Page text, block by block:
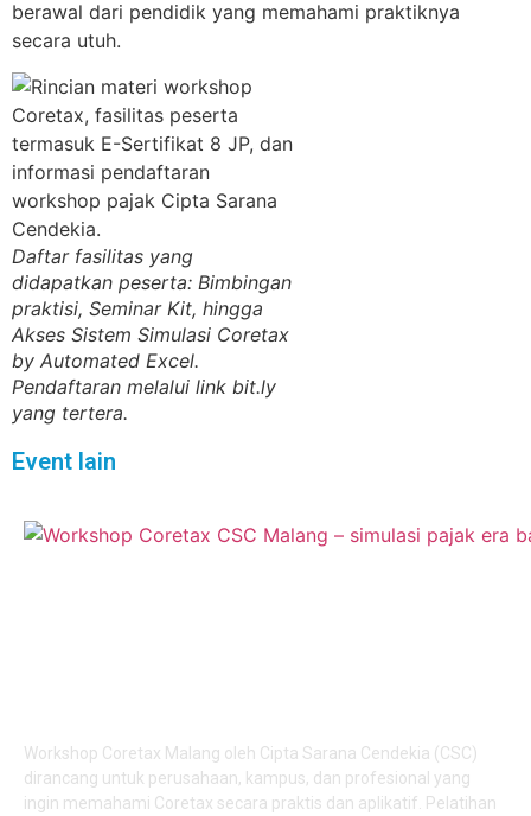
berawal dari pendidik yang memahami praktiknya
secara utuh.
Daftar fasilitas yang
didapatkan peserta: Bimbingan
praktisi, Seminar Kit, hingga
Akses Sistem Simulasi Coretax
by Automated Excel.
Pendaftaran melalui link bit.ly
yang tertera.
Event lain
Workshop Coretax Malang oleh Cipta Sarana Cendekia (CSC)
dirancang untuk perusahaan, kampus, dan profesional yang
ingin memahami Coretax secara praktis dan aplikatif. Pelatihan